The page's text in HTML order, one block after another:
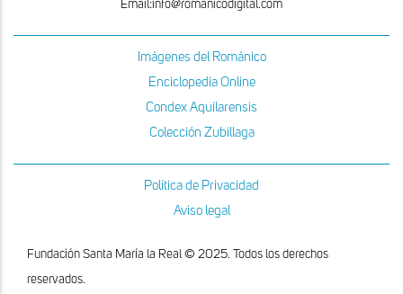
Email:info@romanicodigital.com
Imágenes del Románico
Enciclopedia Online
Condex Aquilarensis
Colección Zubillaga
Política de Privacidad
Aviso legal
Fundación Santa María la Real © 2025. Todos los derechos
reservados.